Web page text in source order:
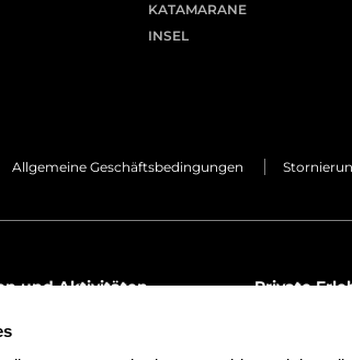
KATAMARANE
INSEL
Allgemeine Geschäftsbedingungen
und Aktivitäten
Private